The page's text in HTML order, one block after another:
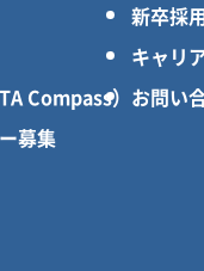
Compass）
募集
新卒採
キャリ
お問い